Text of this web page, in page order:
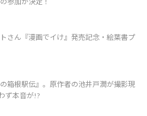
さん『漫画でイけ』発売記念・絵葉書プ
箱根駅伝』。原作者の池井戸潤が撮影現
ず本音が!?